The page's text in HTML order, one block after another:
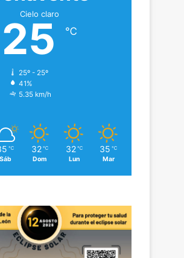
Cielo claro
25 ℃
25º - 25º
41%
5.35 km/h
℃
Sáb
32 ℃
Dom
32 ℃
Lun
35 ℃
Mar